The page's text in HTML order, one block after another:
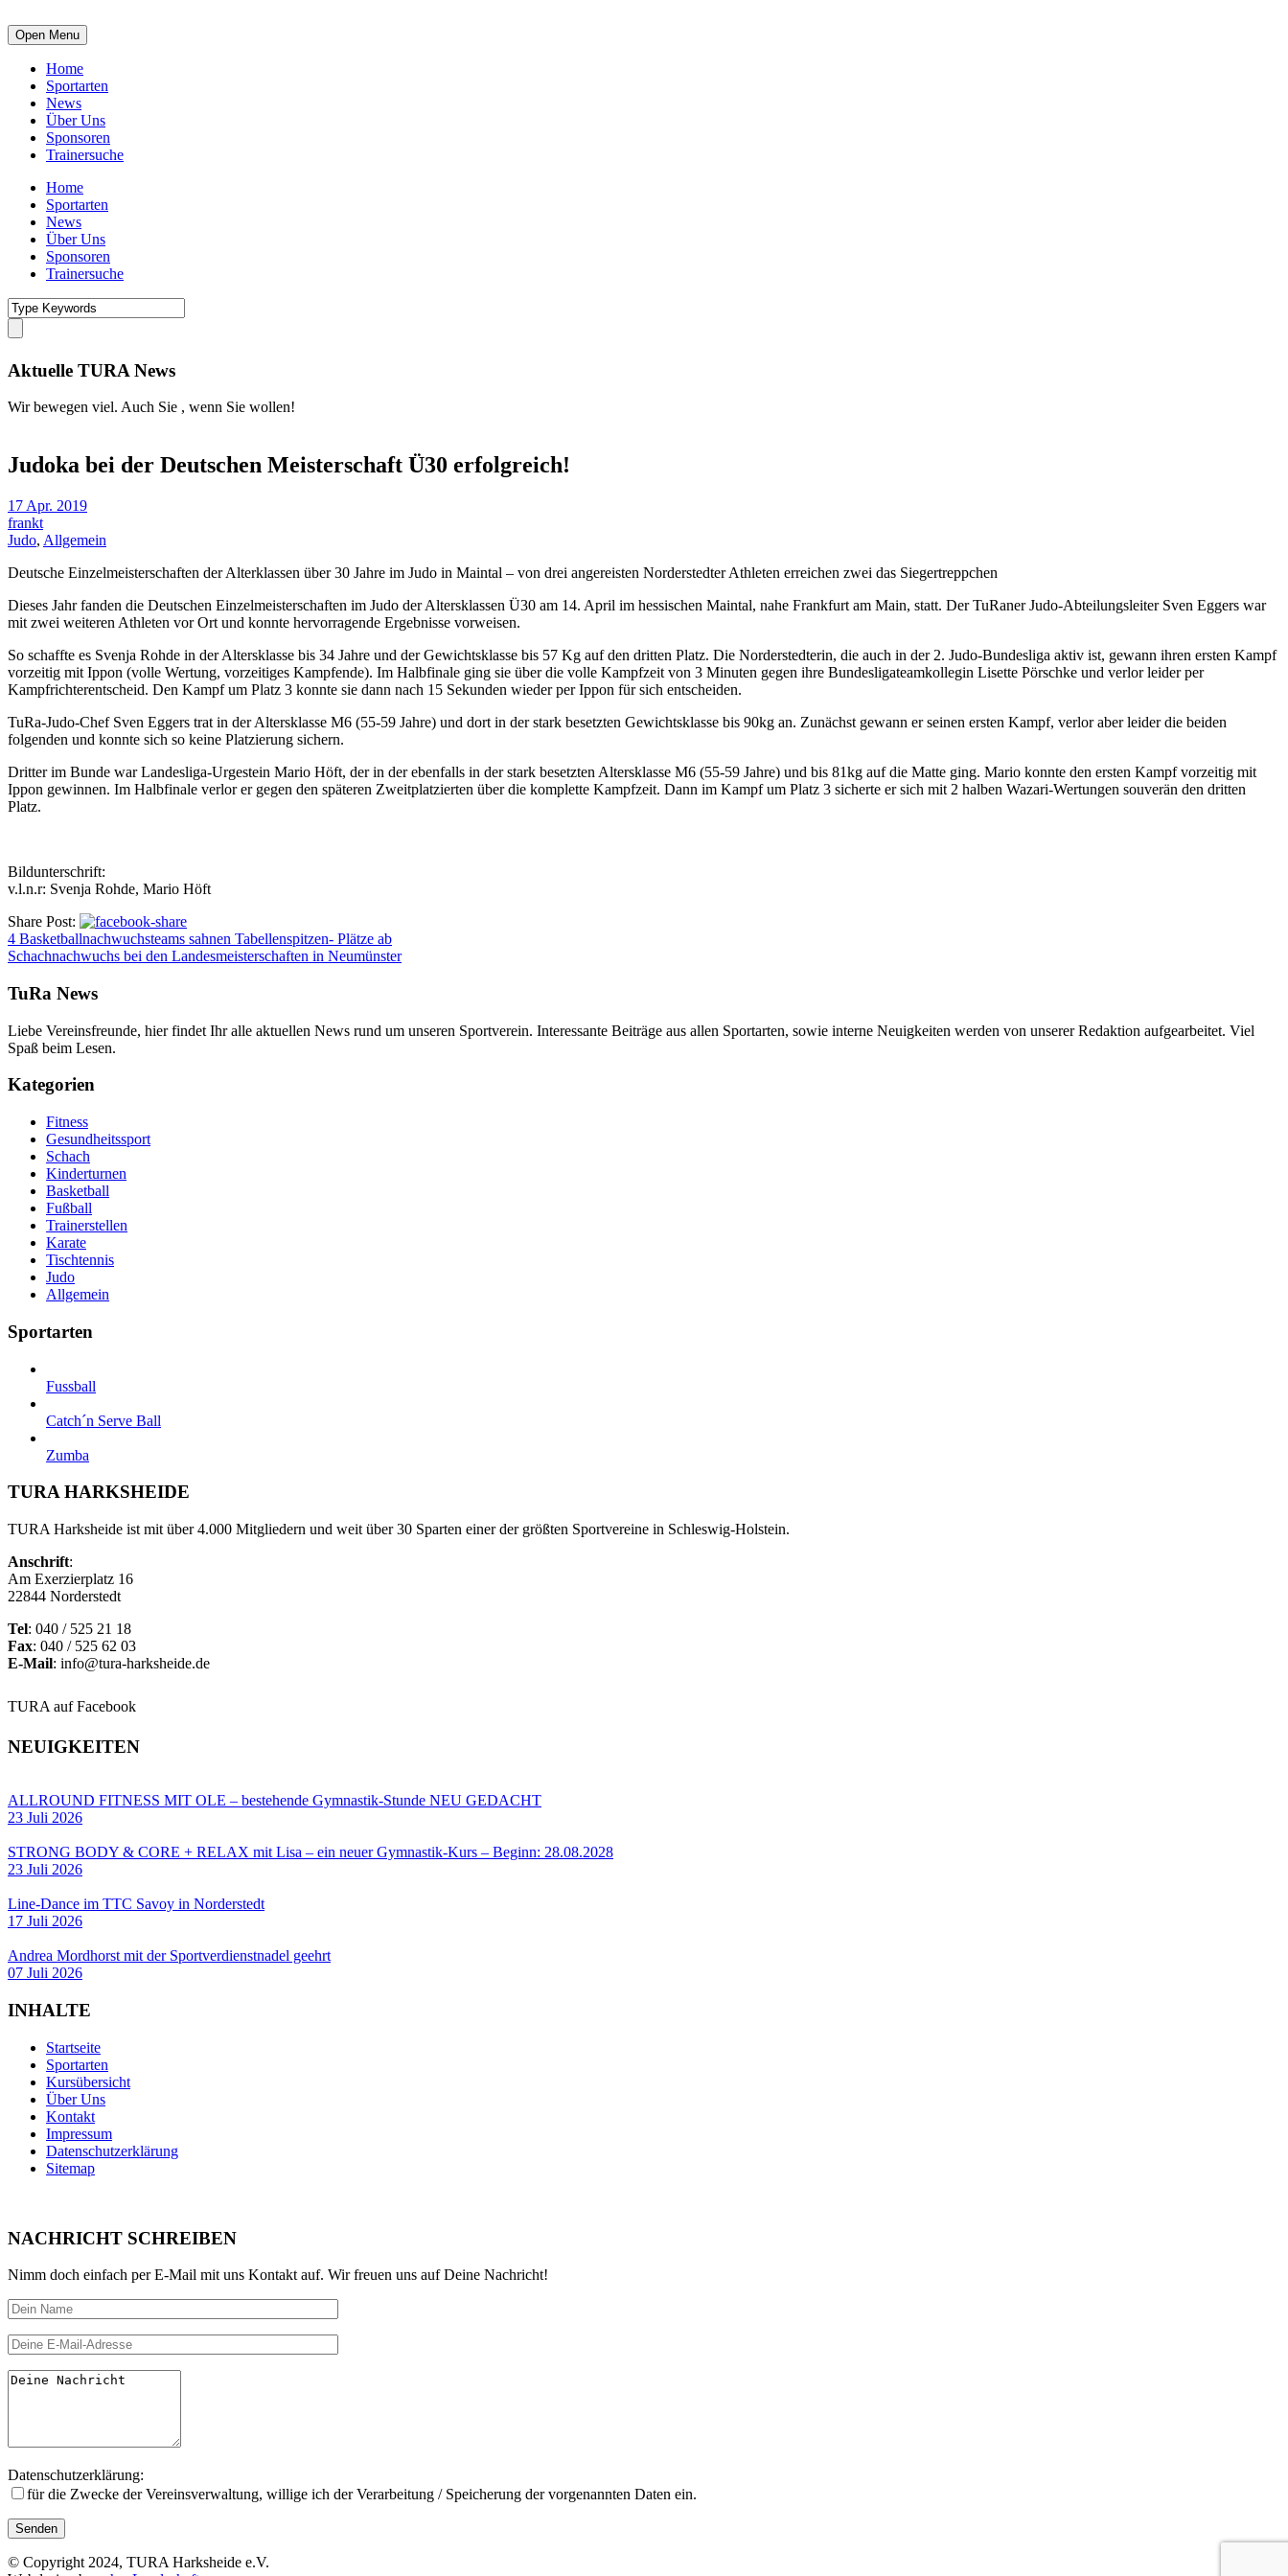
Open Menu
Home
Sportarten
News
Über Uns
Sponsoren
Trainersuche
Home
Sportarten
News
Über Uns
Sponsoren
Trainersuche
Aktuelle TURA News
Wir bewegen viel. Auch Sie , wenn Sie wollen!
Judoka bei der Deutschen Meisterschaft Ü30 erfolgreich!
17 Apr. 2019
frankt
Judo, Allgemein
Deutsche Einzelmeisterschaften der Alterklassen über 30 Jahre im Judo in Maintal – von drei angereisten Norderstedter Athleten erreichen zwei das Siegertreppchen
Dieses Jahr fanden die Deutschen Einzelmeisterschaften im Judo der Altersklassen Ü30 am 14. April im hessischen Maintal, nahe Frankfurt am Main, statt. Der TuRaner Judo-Abteilungsleiter Sven Eggers war
mit zwei weiteren Athleten vor Ort und konnte hervorragende Ergebnisse vorweisen.
So schaffte es Svenja Rohde in der Altersklasse bis 34 Jahre und der Gewichtsklasse bis 57 Kg auf den dritten Platz. Die Norderstedterin, die auch in der 2. Judo-Bundesliga aktiv ist, gewann ihren ersten Kampf
vorzeitig mit Ippon (volle Wertung, vorzeitiges Kampfende). Im Halbfinale ging sie über die volle Kampfzeit von 3 Minuten gegen ihre Bundesligateamkollegin Lisette Pörschke und verlor leider per
Kampfrichterentscheid. Den Kampf um Platz 3 konnte sie dann nach 15 Sekunden wieder per Ippon für sich entscheiden.
TuRa-Judo-Chef Sven Eggers trat in der Altersklasse M6 (55-59 Jahre) und dort in der stark besetzten Gewichtsklasse bis 90kg an. Zunächst gewann er seinen ersten Kampf, verlor aber leider die beiden
folgenden und konnte sich so keine Platzierung sichern.
Dritter im Bunde war Landesliga-Urgestein Mario Höft, der in der ebenfalls in der stark besetzten Altersklasse M6 (55-59 Jahre) und bis 81kg auf die Matte ging. Mario konnte den ersten Kampf vorzeitig mit
Ippon gewinnen. Im Halbfinale verlor er gegen den späteren Zweitplatzierten über die komplette Kampfzeit. Dann im Kampf um Platz 3 sicherte er sich mit 2 halben Wazari-Wertungen souverän den dritten
Platz.
Bildunterschrift:
v.l.n.r: Svenja Rohde, Mario Höft
Share Post:
4 Basketballnachwuchsteams sahnen Tabellenspitzen- Plätze ab
Schachnachwuchs bei den Landesmeisterschaften in Neumünster
TuRa News
Liebe Vereinsfreunde, hier findet Ihr alle aktuellen News rund um unseren Sportverein. Interessante Beiträge aus allen Sportarten, sowie interne Neuigkeiten werden von unserer Redaktion aufgearbeitet. Viel
Spaß beim Lesen.
Kategorien
Fitness
Gesundheitssport
Schach
Kinderturnen
Basketball
Fußball
Trainerstellen
Karate
Tischtennis
Judo
Allgemein
Sportarten
Fussball
Catch´n Serve Ball
Zumba
TURA HARKSHEIDE
TURA Harksheide ist mit über 4.000 Mitgliedern und weit über 30 Sparten einer der größten Sportvereine in Schleswig-Holstein.
Anschrift:
Am Exerzierplatz 16
22844 Norderstedt
Tel: 040 / 525 21 18
Fax: 040 / 525 62 03
E-Mail: info@tura-harksheide.de
TURA auf Facebook
NEUIGKEITEN
ALLROUND FITNESS MIT OLE – bestehende Gymnastik-Stunde NEU GEDACHT
23 Juli 2026
STRONG BODY & CORE + RELAX mit Lisa – ein neuer Gymnastik-Kurs – Beginn: 28.08.2028
23 Juli 2026
Line-Dance im TTC Savoy in Norderstedt
17 Juli 2026
Andrea Mordhorst mit der Sportverdienstnadel geehrt
07 Juli 2026
INHALTE
Startseite
Sportarten
Kursübersicht
Über Uns
Kontakt
Impressum
Datenschutzerklärung
Sitemap
NACHRICHT SCHREIBEN
Nimm doch einfach per E-Mail mit uns Kontakt auf. Wir freuen uns auf Deine Nachricht!
Datenschutzerklärung:
für die Zwecke der Vereinsverwal­tung, willige ich der Verarbeitung / Speicherung der vorgenannten Daten ein.
© Copyright 2024, TURA Harksheide e.V.